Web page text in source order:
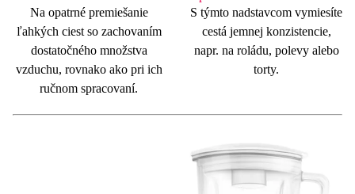
Na opatrné premiešanie
ľahkých ciest so zachovaním
dostatočného množstva
vzduchu, rovnako ako pri ich
ručnom spracovaní.
S týmto nadstavcom vymiesíte
cestá jemnej konzistencie,
napr. na roládu, polevy alebo
torty.